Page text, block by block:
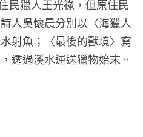
民獵人王光祿，但原住民
人吳懷晨分別以〈海獵人
射魚；〈最後的獸境〉寫
透過溪水運送獵物始末。